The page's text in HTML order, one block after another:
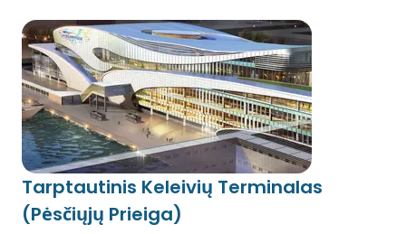
Tarptautinis Keleivių Terminalas
(Pėsčiųjų Prieiga)